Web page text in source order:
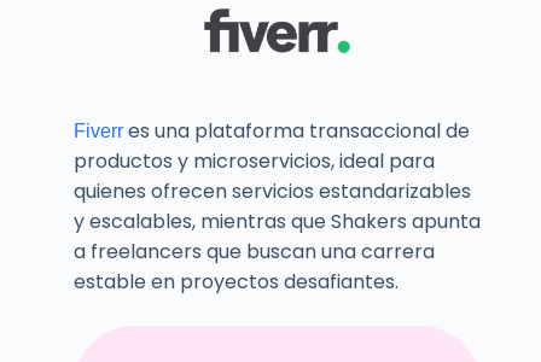
Fiverres una plataforma transaccional de
productos y microservicios, ideal para
quienes ofrecen servicios estandarizables
y escalables, mientras que Shakers apunta
a freelancers que buscan una carrera
estable en proyectos desafiantes.